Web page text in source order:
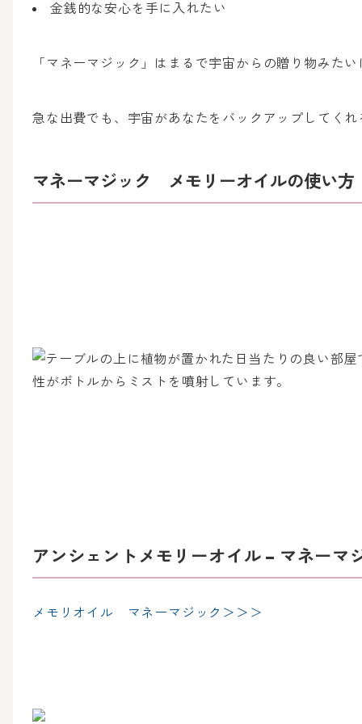
金銭的な安心を手に入れたい
「マネーマジック」はまるで宇宙からの贈り物みた
急な出費でも、宇宙があなたをバックアップしてく
マネーマジック メモリーオイルの使い方
アンシェントメモリーオイル – マネーマ
メモリオイル マネーマジック＞＞＞